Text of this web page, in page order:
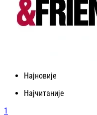
Најновије
Најчитаније
1